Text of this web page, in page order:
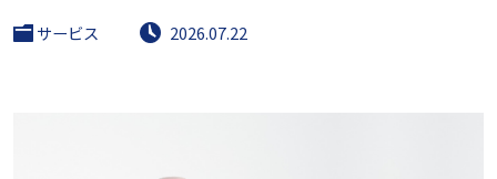
サービス
2026.07.22